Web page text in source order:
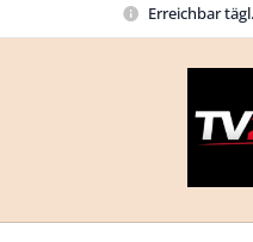
Erreichbar